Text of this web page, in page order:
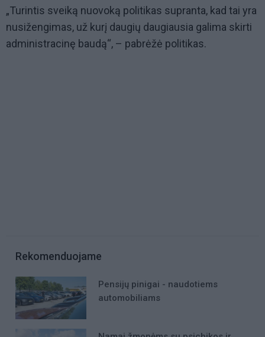
„Turintis sveiką nuovoką politikas supranta, kad tai yra
nusižengimas, už kurį daugių daugiausia galima skirti
administracinę baudą“, – pabrėžė politikas.
Rekomenduojame
Pensijų pinigai - naudotiems
automobiliams